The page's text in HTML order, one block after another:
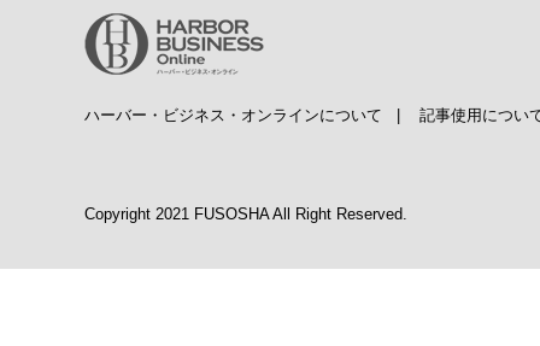
ハーバー・ビジネス・オンラインについて 記事使用につい
Copyright 2021 FUSOSHA All Right Reserved.